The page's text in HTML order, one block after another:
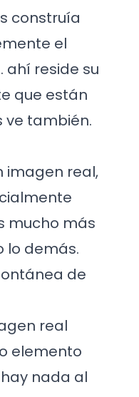
construía
el
ahí reside su
que están
ve también.
imagen real,
mucho más
lo demás.
de
real
elemento
nada al